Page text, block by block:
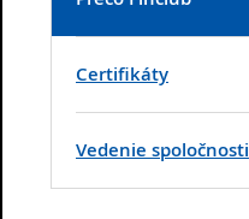
Certifikáty
Vedenie spoločnosti